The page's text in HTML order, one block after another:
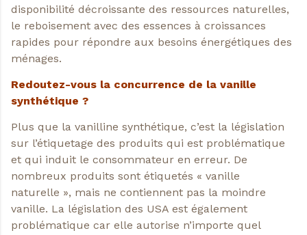
disponibilité décroissante des ressources naturelles,
le reboisement avec des essences à croissances
rapides pour répondre aux besoins énergétiques des
ménages.
Redoutez-vous la concurrence de la vanille
synthétique ?
Plus que la vanilline synthétique, c’est la législation
sur l’étiquetage des produits qui est problématique
et qui induit le consommateur en erreur. De
nombreux produits sont étiquetés « vanille
naturelle », mais ne contiennent pas la moindre
vanille. La législation des USA est également
problématique car elle autorise n’importe quel